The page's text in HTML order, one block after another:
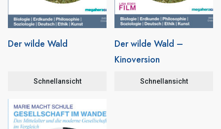
Der wilde Wald
Schnellansicht
Der wilde Wald –
Kinoversion
Schnellansicht